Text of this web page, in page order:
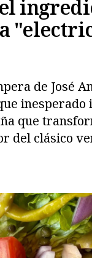
de José
inesperado
que
del clásico